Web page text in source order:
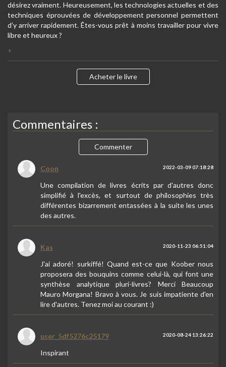
désirez vraiment. Heureusement, les technologies actuelles et des
techniques éprouvées de développement personnel permettent
d’y arriver rapidement. Êtes-vous prêt à moins travailler pour vivre
libre et heureux ?
+
Acheter le livre
Commentaires :
Commenter
Coon 2022-03-09 07:18:28
Une compilation de livres écrits par d'autres donc
simplifié à l'excès, et surtout de philosophies très
différentes bizarrement entassées à la suite les unes
des autres.
Kas 2020-11-23 06:51:04
J'ai adoré! surkiffé! Quand est-ce que Koober nous
proposera des bouquins comme celui-là, qui font une
synthèse analytique pluri-livres? Merci Beaucoup
Mauro Morgana! Bravo à vous. Je suis impatiente d'en
lire d'autres. Tenez moi au courant :)
user_5df5276c25179 2020-08-24 13:26:22
Inspirant